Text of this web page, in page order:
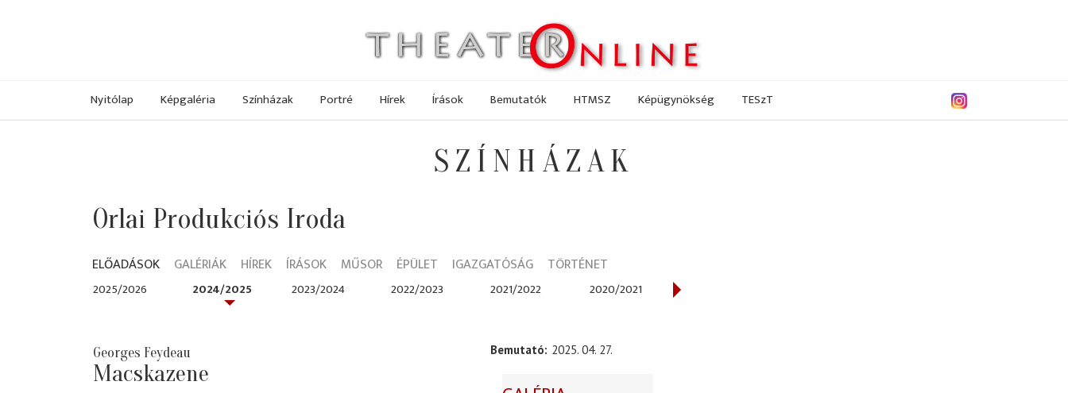
Nyitólap Képgaléria Színházak Portré Hírek Írások Bemutatók HTMSZ Képügynökség TESzT
SZÍNHÁZAK
Orlai Produkciós Iroda
ELŐADÁSOK GALÉRIÁK HÍREK ÍRÁSOK MŰSOR ÉPÜLET IGAZGATÓSÁG TÖRTÉNET
2025/2026 2024/2025 2023/2024 2022/2023 2021/2022 2020/2021
Georges Feydeau
Macskazene
Bemutató 2025. 04. 27.